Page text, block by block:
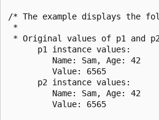
/* The example displays the
*
* Original values of p1 and
      p1 instance values:
         Name: Sam, Age: 42
         Value: 6565
      p2 instance values:
         Name: Sam, Age: 42
         Value: 6565